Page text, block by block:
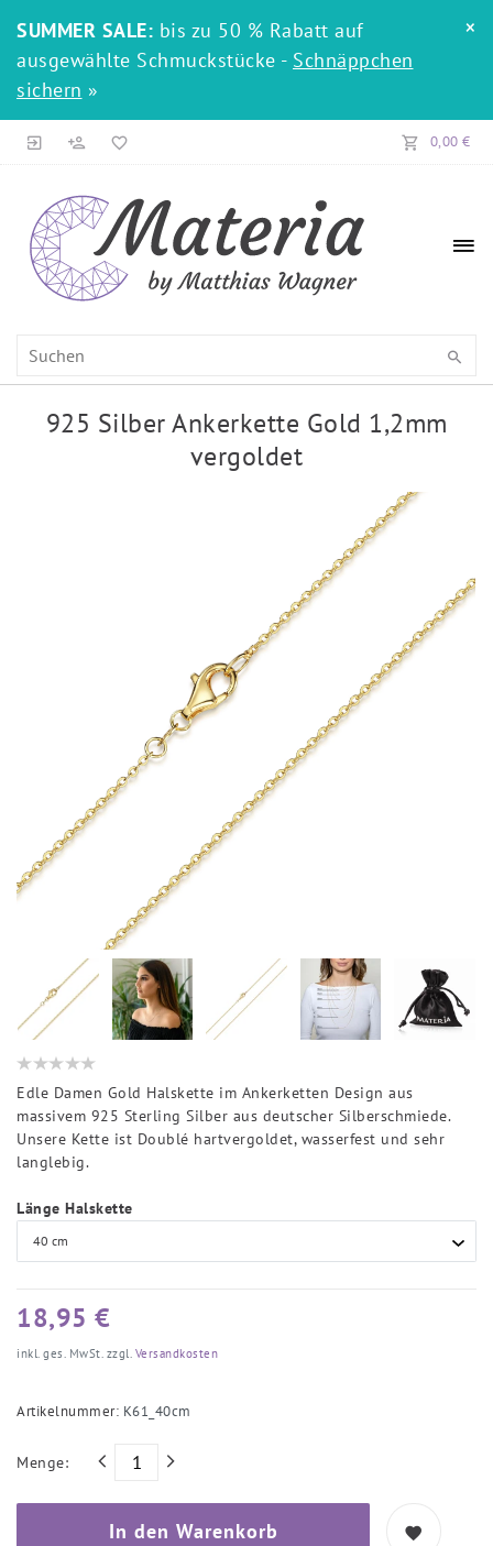
SUMMER SALE: bis zu 50 % Rabatt auf
ausgewählte Schmuckstücke - Schnäppchen
sichern »
×
0,00 €
925 Silber Ankerkette Gold 1,2mm
vergoldet
Edle Damen Gold Halskette im Ankerketten Design aus
massivem 925 Sterling Silber aus deutscher Silberschmiede.
Unsere Kette ist Doublé hartvergoldet, wasserfest und sehr
langlebig.
Länge Halskette
18,95 €
inkl. ges. MwSt. zzgl.Versandkosten
Artikelnummer: K61_40cm
Menge:
In den Warenkorb